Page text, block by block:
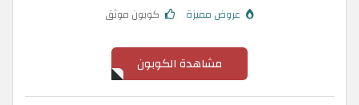
عروض مميزة كوبون موثق
مشاهدة الكوبون